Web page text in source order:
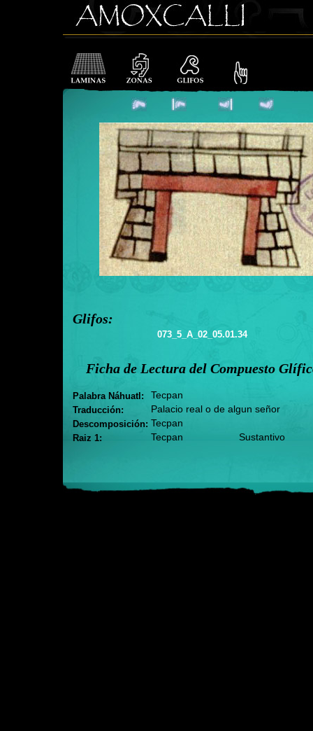
Glifos:
073_5_A_02_05.01.34
Ficha de Lectura del Compuesto
Palabra Náhuatl: Tecpan
Traducción: Palacio real o de algun señor
Descomposición: Tecpan
Raiz 1: Tecpan Sustantivo